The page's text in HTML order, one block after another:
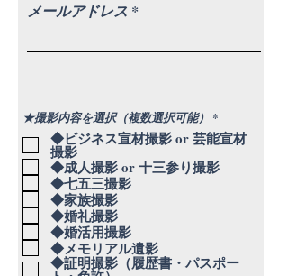
メールアドレス
★撮影内容を選択（複数選択可能） *
須
項
◆ビジネス宣材撮影 or 芸能宣材
撮影
◆成人撮影 or 十三参り撮影
◆七五三撮影
◆家族撮影
◆婚礼撮影
◆婚活用撮影
◆メモリアル遺影
◆証明撮影（履歴書・パスポー